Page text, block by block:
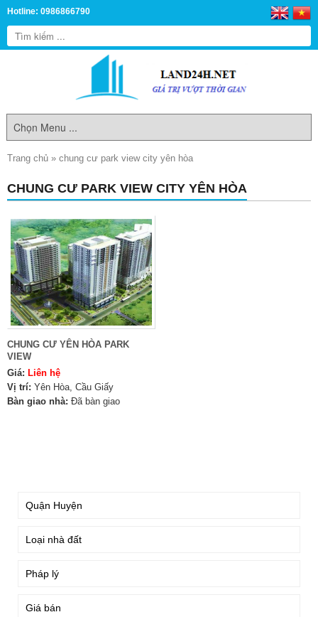
Hotline: 0986866790
Trang chủ » chung cư park view city yên hòa
CHUNG CƯ PARK VIEW CITY YÊN HÒA
CHUNG CƯ YÊN HÒA PARK
VIEW
Giá: Liên hệ
Vị trí: Yên Hòa, Cầu Giấy
Bàn giao nhà: Đã bàn giao